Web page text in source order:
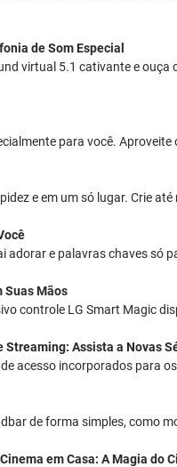
de Som Especial
virtual 5.1 cativante e
para você.
e em um só lugar. Crie
e palavras chaves só
Suas Mãos
controle LG Smart Magic
Streaming: Assista a Novas
acesso incorporados para
de forma simples, como
em Casa: A Magia do